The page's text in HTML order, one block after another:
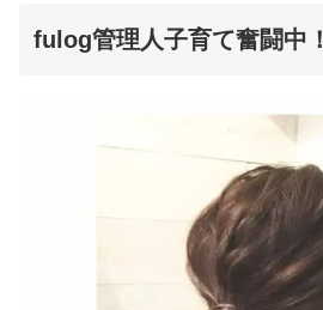
fulog管理人子育て奮闘中！